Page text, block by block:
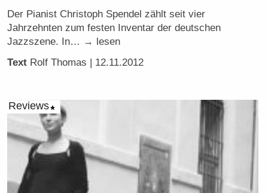
Der Pianist Christoph Spendel zählt seit vier
Jahrzehnten zum festen Inventar der deutschen
Jazzszene. In… → lesen
Text Rolf Thomas | 12.11.2012
Reviews